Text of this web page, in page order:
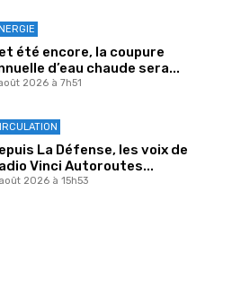
été encore, la coupure
d’eau chaude sera...
2026 à 7h51
La Défense, les voix de
Vinci Autoroutes...
2026 à 15h53